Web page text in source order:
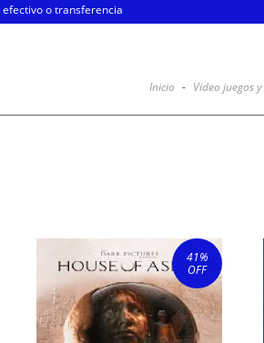
efectivo o transferencia
Inicio - Video juegos
41%
OFF